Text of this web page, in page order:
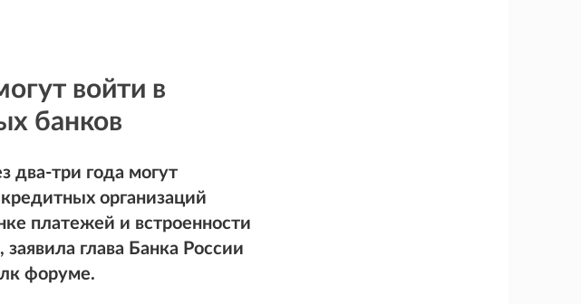
войти в
банков
два-три года могут
организаций
платежей и встроенности
глава Банка России
форуме.